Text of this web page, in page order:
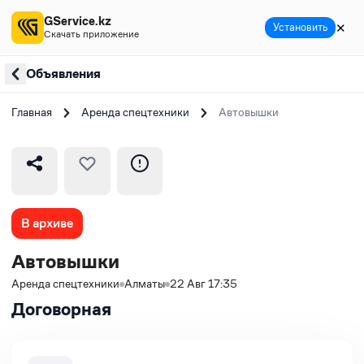
Объявления
Главная Аренда спецтехники Автовышки
В архиве
Автовышки
Аренда спецтехники Алматы 22 Авг 17:35
Договорная
GService.kz
Скачать приложение Установить ✕